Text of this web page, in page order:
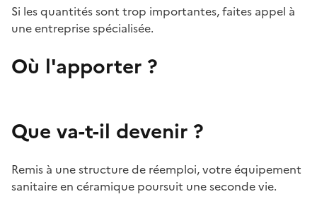
Si les quantités sont trop importantes, faites appel à
une entreprise spécialisée.
Où l'apporter ?
Que va-t-il devenir ?
Remis à une structure de réemploi, votre équipement
sanitaire en céramique poursuit une seconde vie.